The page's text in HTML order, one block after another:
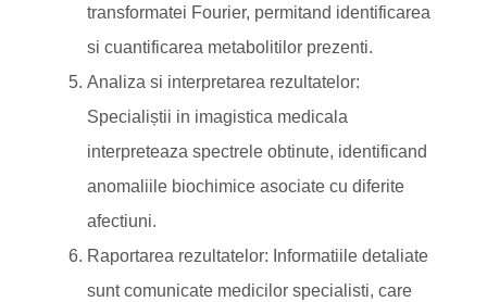
transformatei Fourier, permitand identificarea
si cuantificarea metabolitilor prezenti.
Analiza si interpretarea rezultatelor:
Specialiștii in imagistica medicala
interpreteaza spectrele obtinute, identificand
anomaliile biochimice asociate cu diferite
afectiuni.
Raportarea rezultatelor: Informatiile detaliate
sunt comunicate medicilor specialisti, care